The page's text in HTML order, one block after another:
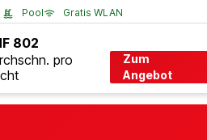
Pool
Gratis WLAN
802
pro
Zum
Angebot